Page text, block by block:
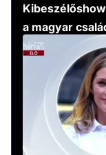
a magyar